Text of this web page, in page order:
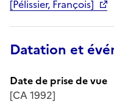
[Pélissier, François]
Datation et
Date de prise de vue
[CA 1992]